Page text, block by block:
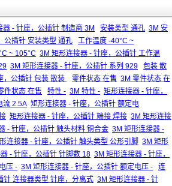
器 - 针座，公插针 制造商 3M 安装类型 通孔 3M 安
公插针 安装类型 通孔
工作温度 -40°C ~
~ 105°C 3M 矩形连接器 - 针座，公插针 工作温
3M 矩形连接器 - 针座，公插针 系列 929
包装 散
，公插针 包装 散装 零件状态 在售 3M 零件状态 在
件状态 在售 特性 - 3M 特性 - 矩形连接器 - 针座，
流 2.5A 矩形连接器 - 针座，公插针 额定电
矩形连接器 - 针座，公插针 端接 焊接 3M 矩形连接
- 针座，公插针 触头材料 铜合金 3M 矩形连接器 -
连接器 - 针座，公插针 触头类型 公形引脚 3M 矩形
- 针座，公插针 针脚数 18 3M 矩形连接器 - 针座，
压 - 3M 矩形连接器 - 针座，公插针 额定电压 -
连
针 连接器类型 针座，分离式 3M 矩形连接器 - 针